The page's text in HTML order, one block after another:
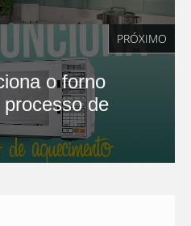
PRÓXIMO
o forno
de